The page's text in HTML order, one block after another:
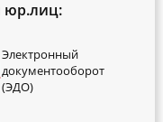
юр.лиц:
Электронный
документооборот
(ЭДО)